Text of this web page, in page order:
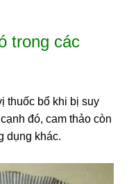
trong các
thuốc bổ khi bị suy
cạnh đó, cam thảo còn
dụng khác.